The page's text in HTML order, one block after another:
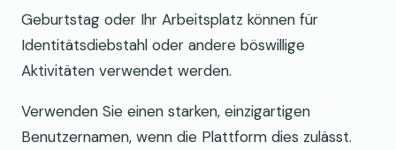
Geburtstag oder Ihr Arbeitsplatz können für
Identitätsdiebstahl oder andere böswillige
Aktivitäten verwendet werden.
Verwenden Sie einen starken, einzigartigen
Benutzernamen, wenn die Plattform dies zulässt.